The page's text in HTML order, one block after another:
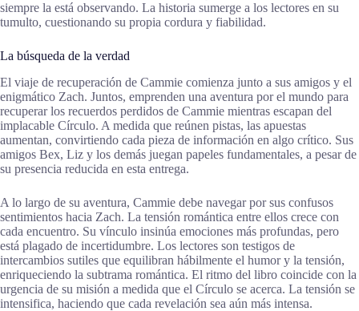
siempre la está observando. La historia sumerge a los lectores en su
tumulto, cuestionando su propia cordura y fiabilidad.
La búsqueda de la verdad
El viaje de recuperación de Cammie comienza junto a sus amigos y el
enigmático Zach. Juntos, emprenden una aventura por el mundo para
recuperar los recuerdos perdidos de Cammie mientras escapan del
implacable Círculo. A medida que reúnen pistas, las apuestas
aumentan, convirtiendo cada pieza de información en algo crítico. Sus
amigos Bex, Liz y los demás juegan papeles fundamentales, a pesar de
su presencia reducida en esta entrega.
A lo largo de su aventura, Cammie debe navegar por sus confusos
sentimientos hacia Zach. La tensión romántica entre ellos crece con
cada encuentro. Su vínculo insinúa emociones más profundas, pero
está plagado de incertidumbre. Los lectores son testigos de
intercambios sutiles que equilibran hábilmente el humor y la tensión,
enriqueciendo la subtrama romántica. El ritmo del libro coincide con la
urgencia de su misión a medida que el Círculo se acerca. La tensión se
intensifica, haciendo que cada revelación sea aún más intensa.